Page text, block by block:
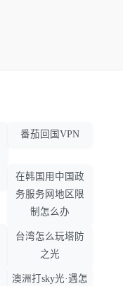
番茄回国VPN
在韩国用中国政
务服务网地区限
制怎么办
台湾怎么玩塔防
之光
澳洲打sky光·遇怎